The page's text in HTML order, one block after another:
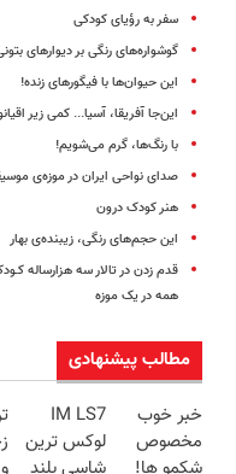
سفر به رؤیای کودکی
گوشواره‌های رنگی بر دیوارهای
این حیوان‌ها با فیگورهای زنده!
این‌جا آفریقا، آسیا... کمی زیر
با رنگ‌ها، گرم می‌شویم!
صدای نواحی ایران در موزه‌ی
هنر کودک درون
این حجم‌های رنگی، زیبنده‌ی بهار
همه در یک موزه
مطالب پیشنهادی
خبر خوب
مخصوص
شکمو ها!
IM LS7
لوکس ترین
شاسی بلند